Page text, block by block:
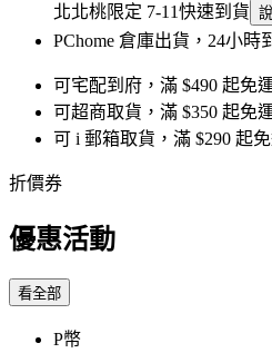
北北桃限定 7-11快速到貨
PChome 倉庫出貨，24小時
可宅配到府，滿 $490 起免
可超商取貨，滿 $350 起免
可 i 郵箱取貨，滿 $290 起
折價券
優惠活動
看全部
P幣